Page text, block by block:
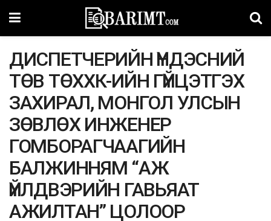
ДИСПЕТЧЕРИЙН ҮНДЭСНИЙ
ТӨВ ТӨХХК-ИЙН ГҮЙЦЭТГЭХ
ЗАХИРАЛ, МОНГОЛ УЛСЫН
ЗӨВЛӨХ ИНЖЕНЕР
ГОМБОРАГЧААГИЙН
БАЛЖИННЯМ “АЖ
ҮЙЛДВЭРИЙН ГАВЬЯАТ
АЖИЛТАН” ЦОЛООР